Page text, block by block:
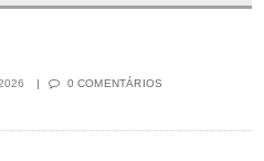
0 COMENTÁRIOS